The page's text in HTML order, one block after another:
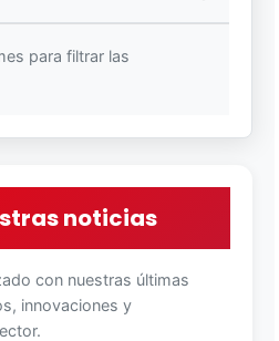
para filtrar las
noticias
con nuestras últimas
innovaciones y